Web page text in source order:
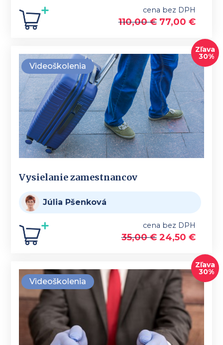
cena bez DPH
110,00€ 77,00 €
Videoškolenia
Zľava
30%
Vysielanie zamestnancov
Júlia Pšenková
cena bez DPH
35,00€ 24,50 €
Videoškolenia
Zľava
30%